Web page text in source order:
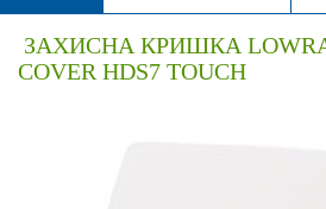
ЗАХИСНА КРИШКА
COVER HDS7 TOUCH